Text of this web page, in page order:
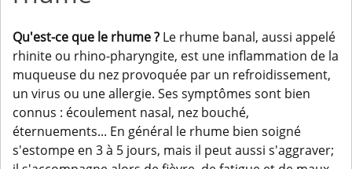
Qu'est-ce que le rhume ? Le rhume banal, aussi appelé
rhinite ou rhino-pharyngite, est une inflammation de la
muqueuse du nez provoquée par un refroidissement,
un virus ou une allergie. Ses symptômes sont bien
connus : écoulement nasal, nez bouché,
éternuements... En général le rhume bien soigné
s'estompe en 3 à 5 jours, mais il peut aussi s'aggraver;